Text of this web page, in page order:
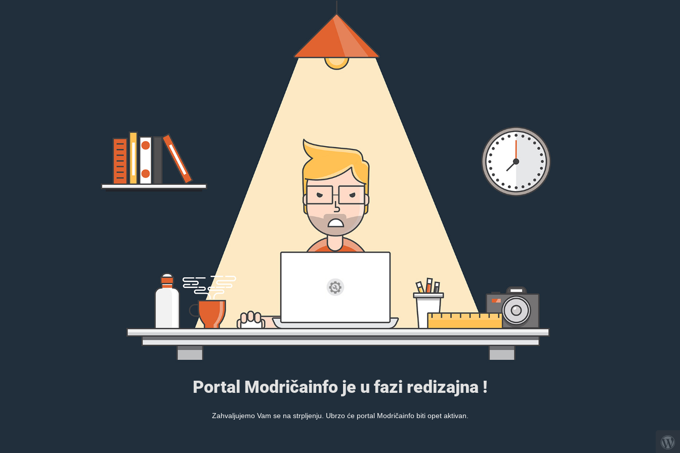
Portal Modričainfo je u fazi redizajna !
Zahvaljujemo Vam se na strpljenju. Ubrzo će portal Modričainfo biti opet aktivan.